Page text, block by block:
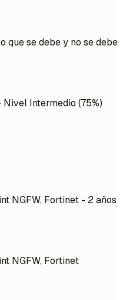
que se debe y no se debe
Nivel Intermedio (75%)
NGFW, Fortinet - 2 años
NGFW, Fortinet